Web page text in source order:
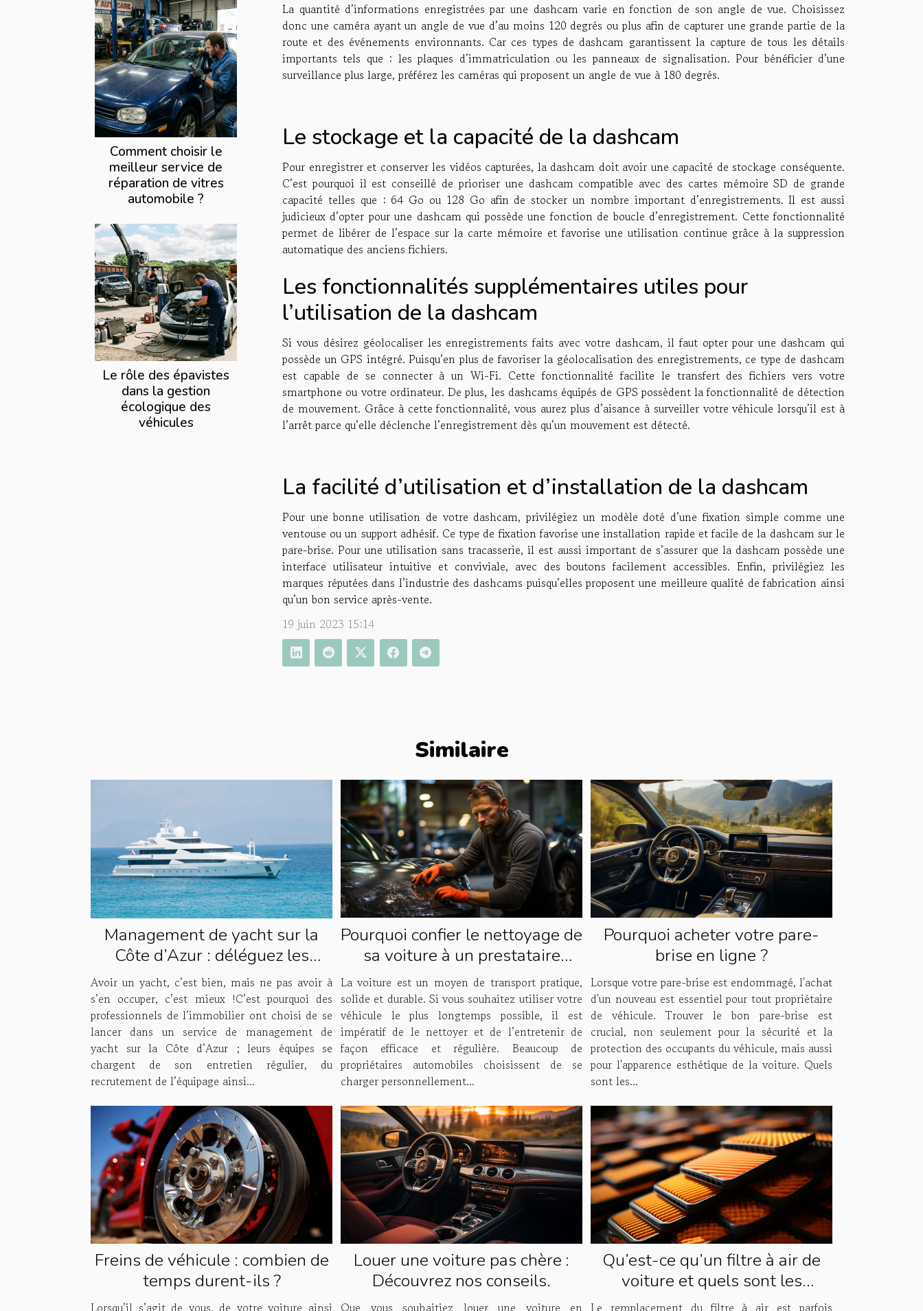
Comment choisir le
meilleur service de
réparation de vitres
automobile ?
Le rôle des épavistes
dans la gestion
écologique des
véhicules
La quantité d’informations enregistrées par une dashcam varie en fonction de son angle de vue. Choisissez
donc une caméra ayant un angle de vue d’au moins 120 degrés ou plus afin de capturer une grande partie de la
route et des événements environnants. Car ces types de dashcam garantissent la capture de tous les détails
importants tels que : les plaques d’immatriculation ou les panneaux de signalisation. Pour bénéficier d’une
surveillance plus large, préférez les caméras qui proposent un angle de vue à 180 degrés.
Le stockage et la capacité de la dashcam
Pour enregistrer et conserver les vidéos capturées, la dashcam doit avoir une capacité de stockage conséquente.
C’est pourquoi il est conseillé de prioriser une dashcam compatible avec des cartes mémoire SD de grande
capacité telles que : 64 Go ou 128 Go afin de stocker un nombre important d’enregistrements. Il est aussi
judicieux d’opter pour une dashcam qui possède une fonction de boucle d’enregistrement. Cette fonctionnalité
permet de libérer de l’espace sur la carte mémoire et favorise une utilisation continue grâce à la suppression
automatique des anciens fichiers.
Les fonctionnalités supplémentaires utiles pour
l’utilisation de la dashcam
Si vous désirez géolocaliser les enregistrements faits avec votre dashcam, il faut opter pour une dashcam qui
possède un GPS intégré. Puisqu’en plus de favoriser la géolocalisation des enregistrements, ce type de dashcam
est capable de se connecter à un Wi-Fi. Cette fonctionnalité facilite le transfert des fichiers vers votre
smartphone ou votre ordinateur. De plus, les dashcams équipés de GPS possèdent la fonctionnalité de détection
de mouvement. Grâce à cette fonctionnalité, vous aurez plus d’aisance à surveiller votre véhicule lorsqu’il est à
l’arrêt parce qu’elle déclenche l’enregistrement dès qu’un mouvement est détecté.
La facilité d’utilisation et d’installation de la dashcam
Pour une bonne utilisation de votre dashcam, privilégiez un modèle doté d’une fixation simple comme une
ventouse ou un support adhésif. Ce type de fixation favorise une installation rapide et facile de la dashcam sur le
pare-brise. Pour une utilisation sans tracasserie, il est aussi important de s’assurer que la dashcam possède une
interface utilisateur intuitive et conviviale, avec des boutons facilement accessibles. Enfin, privilégiez les
marques réputées dans l’industrie des dashcams puisqu’elles proposent une meilleure qualité de fabrication ainsi
qu’un bon service après-vente.
19 juin 2023 15:14
Similaire
Management de yacht sur la
Côte d’Azur : déléguez les
tâches à Houses & Fleets !
Avoir un yacht, c’est bien, mais ne pas avoir à
s’en occuper, c’est mieux !C’est pourquoi des
professionnels de l’immobilier ont choisi de se
lancer dans un service de management de
yacht sur la Côte d’Azur ; leurs équipes se
chargent de son entretien régulier, du
recrutement de l’équipage ainsi...
Pourquoi confier le nettoyage de
sa voiture à un prestataire
spécialisé ?
La voiture est un moyen de transport pratique,
solide et durable. Si vous souhaitez utiliser votre
véhicule le plus longtemps possible, il est
impératif de le nettoyer et de l’entretenir de
façon efficace et régulière. Beaucoup de
propriétaires automobiles choisissent de se
charger personnellement...
Pourquoi acheter votre pare-
brise en ligne ?
Lorsque votre pare-brise est endommagé, l'achat
d'un nouveau est essentiel pour tout propriétaire
de véhicule. Trouver le bon pare-brise est
crucial, non seulement pour la sécurité et la
protection des occupants du véhicule, mais aussi
pour l'apparence esthétique de la voiture. Quels
sont les...
Freins de véhicule : combien de
temps durent-ils ?
Louer une voiture pas chère :
Découvrez nos conseils.
Qu’est-ce qu’un filtre à air de
voiture et quels sont les
avantages et inconvénients de